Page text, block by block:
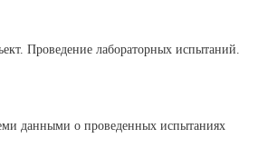
Проведение лабораторных испытаний.
данными о проведенных испытаниях